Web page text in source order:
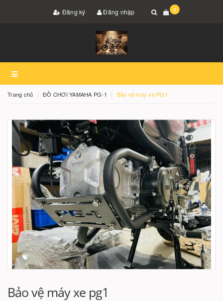
Đăng ký Đăng nhập 0
Trang chủ ĐỒ CHƠI YAMAHA PG-1 Bảo vệ máy xe PG1
Bảo vệ máy xe pg1